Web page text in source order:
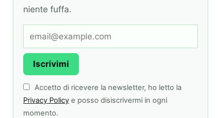
niente fuffa.
Iscrivimi
Accetto di ricevere la newsletter, ho letto la
Privacy Policy e posso disiscrivermi in ogni
momento.